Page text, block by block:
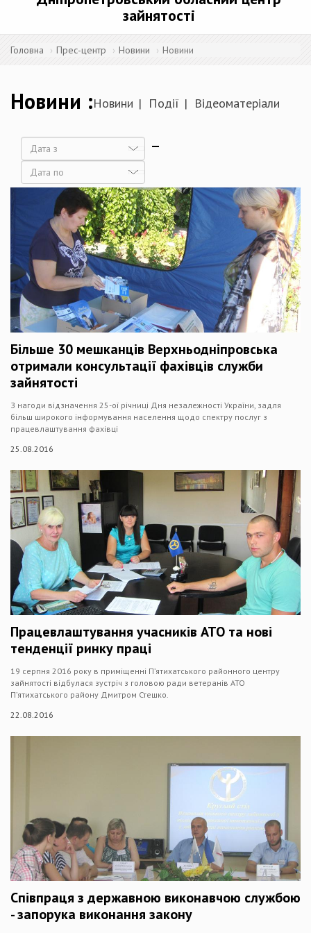
зайнятості
Головна Прес-центр Новини Новини
Новини Новини Події Відеоматеріали
Дата
Дата
Більше 30 мешканців Верхньодніпровська
отримали консультації фахівців служби
зайнятості
З нагоди відзначення 25-ої річниці Дня незалежності України, задля
більш широкого інформування населення щодо спектру послуг з
працевлаштування фахівці
25.08.2016
Працевлаштування учасників АТО та нові
тенденції ринку праці
19 серпня 2016 року в приміщенні П’ятихатського районного центру
зайнятості відбулася зустріч з головою ради ветеранів АТО
П’ятихатського району Дмитром Стешко.
22.08.2016
Співпраця з державною виконавчою службою
- запорука виконання закону